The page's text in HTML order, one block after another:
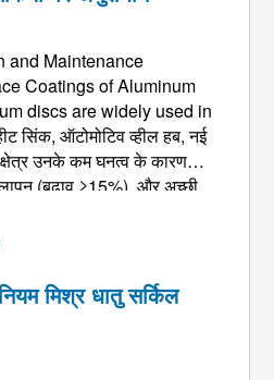
and Maintenance
Coatings of Aluminum
discs are widely used in
सिंक, ऑटोमोटिव व्हील हब, नई
उनके कम घनत्व के कारण
(बढ़ाव ≥15%), और अच्छी
(एम·के)). उनकी सतह कोटिंग्स
की आवश्यकता है जैसे ...
मिश्र धातु सर्किल